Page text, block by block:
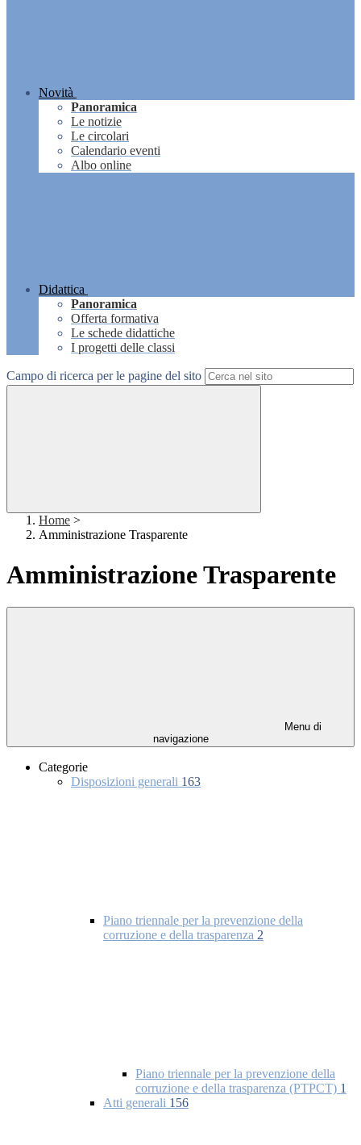
Novità
Panoramica
Le notizie
Le circolari
Calendario eventi
Albo online
Didattica
Panoramica
Offerta formativa
Le schede didattiche
I progetti delle classi
Campo di ricerca per le pagine del sito
Home >
Amministrazione Trasparente
Amministrazione Trasparente
Menu di
navigazione
Categorie
Disposizioni generali 163
Piano triennale per la prevenzione della
corruzione e della trasparenza 2
Piano triennale per la prevenzione della
corruzione e della trasparenza (PTPCT) 1
Atti generali 156